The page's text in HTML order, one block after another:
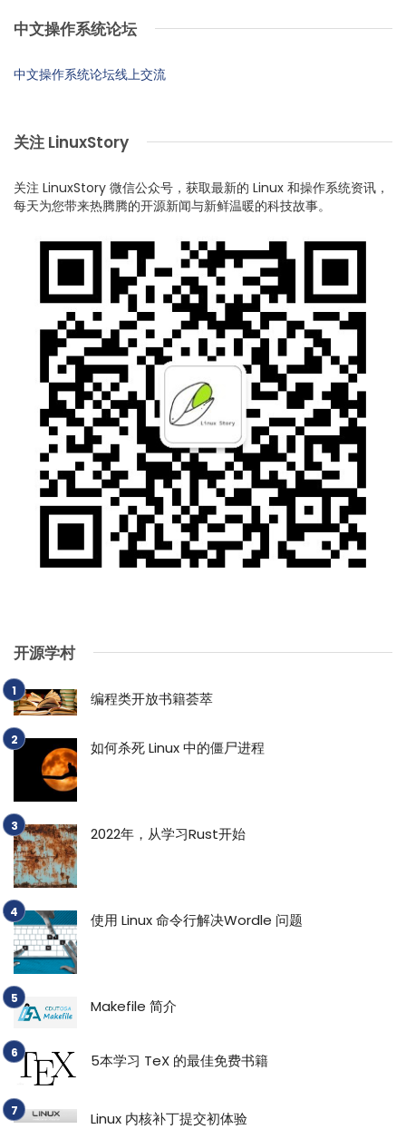
中文操作系统论坛
中文操作系统论坛线上交流
关注 LinuxStory
关注 LinuxStory 微信公众号，获取最新的 Linux 和操作系统资讯，
每天为您带来热腾腾的开源新闻与新鲜温暖的科技故事。
开源学村
编程类开放书籍荟萃
如何杀死 Linux 中的僵尸进程
2022年，从学习Rust开始
使用 Linux 命令行解决Wordle 问题
Makefile 简介
5本学习 TeX 的最佳免费书籍
Linux 内核补丁提交初体验